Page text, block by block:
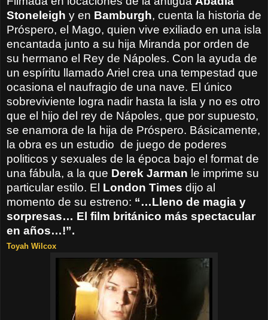
Stoneleigh y en Bamburgh, cuenta la historia de
Próspero, el Mago, quien vive exiliado en una isla
encantada junto a su hija Miranda por orden de
su hermano el Rey de Nápoles. Con la ayuda de
un espíritu llamado Ariel crea una tempestad que
ocasiona el naufragio de una nave. El único
sobreviviente logra nadir hasta la isla y no es otro
que el hijo del rey de Nápoles, que por supuesto,
se enamora de la hija de Próspero. Básicamente,
la obra es un estudio de juego de poderes
politicos y sexuales de la época bajo el format de
una fábula, a la que Derek Jarman le imprime su
particular estilo. El London Times dijo al
momento de su estreno: “…Lleno de magia y
sorpresas… El film británico más spectacular
en años…!”.
Toyah Wilcox